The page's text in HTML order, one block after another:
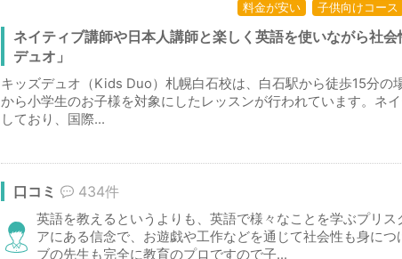
料金が安い 子供向けコース
ネイティブ講師や日本人講師と楽しく英語を使いながら社
デュオ」
キッズデュオ（Kids Duo）札幌白石校は、白石駅から徒歩15分の
から小学生のお子様を対象にしたレッスンが行われています。ネ
しており、国際...
口コミ 434件
英語を教えるというよりも、英語で様々なことを学ぶプリス
アにある信念で、お遊戯や工作などを通じて社会性も身に
ブの先生も完全に教育のプロですので子...